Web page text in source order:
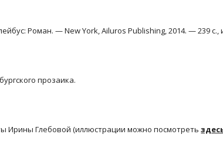
Роман. — New York, Ailuros Publishing, 2014. — 239 с.,
прозаика.
Ирины Глебовой (иллюстрации можно посмотреть